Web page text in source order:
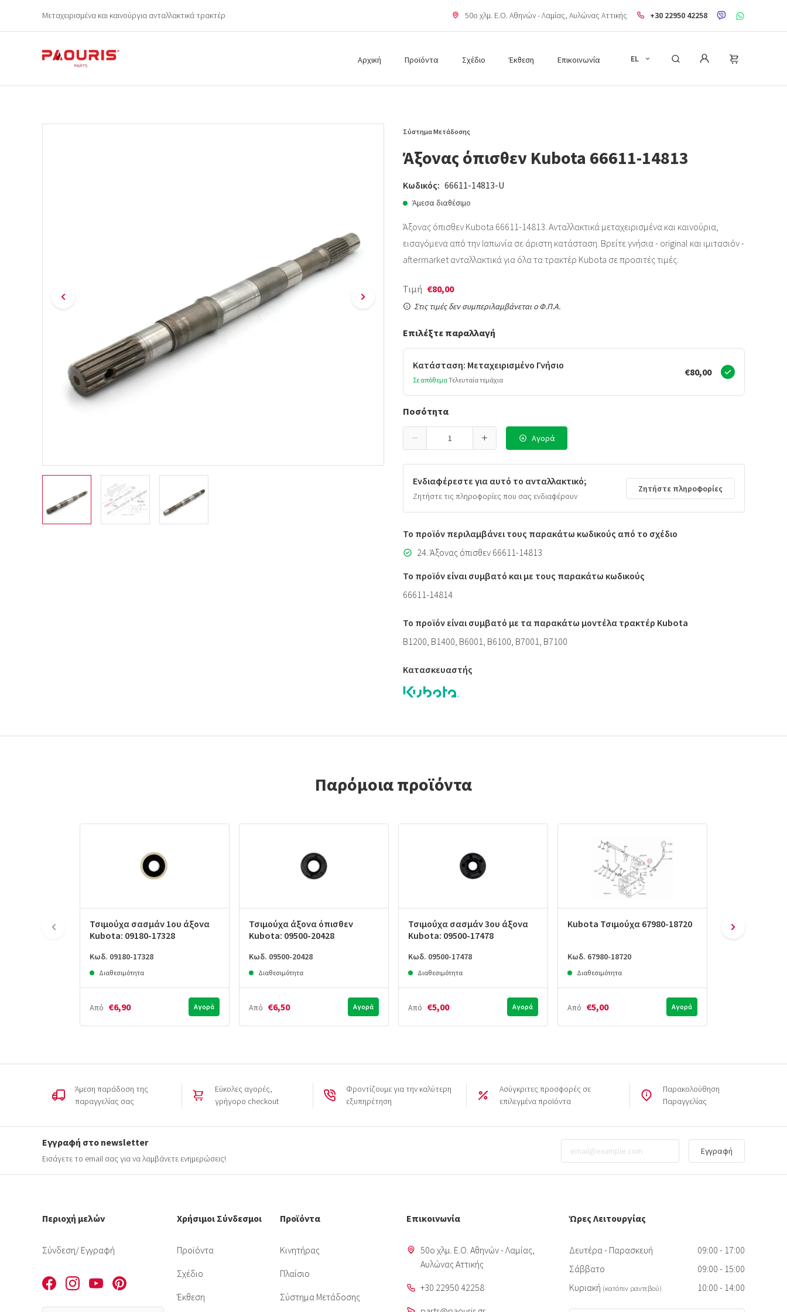
Μεταχειρισμένα και καινούργια ανταλλακτικά τρακτέρ 50o χλμ. Ε.Ο. Αθηνών - Λαμίας, Aυλώνας Αττικής +30 22950 42258
Αρχική Προϊόντα Σχέδιο Έκθεση Επικοινωνία EL
Σύστημα Μετάδοσης
Άξονας όπισθεν Kubota 66611-14813
Κωδικός: 66611-14813-U
Άμεσα διαθέσιμο
Άξονας όπισθεν Kubota 66611-14813. Ανταλλακτικά μεταχειρισμένα και καινούρια,
εισαγόμενα από την Ιαπωνία σε άριστη κατάσταση. Βρείτε γνήσια - original και ιμιτασιόν -
aftermarket ανταλλακτικά για όλα τα τρακτέρ Kubota σε προσιτές τιμές.
Τιμή €80,00
Στις τιμές δεν συμπεριλαμβάνεται ο Φ.Π.Α.
Επιλέξτε παραλλαγή
Κατάσταση: Μεταχειρισμένο Γνήσιο
Σε απόθεμαΤελευταία τεμάχια
€80,00
Ποσότητα
Αγορά
Ενδιαφέρεστε για αυτό το ανταλλακτικό;
Ζητήστε τις πληροφορίες που σας ενδιαφέρουν
Ζητήστε πληροφορίες
Το προϊόν περιλαμβάνει τους παρακάτω κωδικούς από το σχέδιο
24. Άξονας όπισθεν 66611-14813
Το προϊόν είναι συμβατό και με τους παρακάτω κωδικούς
66611-14814
Το προϊόν είναι συμβατό με τα παρακάτω μοντέλα τρακτέρ Kubota
B1200, B1400, B6001, B6100, B7001, B7100
Κατασκευαστής
Παρόμοια προϊόντα
Τσιμούχα σασμάν 1ου άξονα
Kubota: 09180-17328
Κωδ. 09180-17328
Διαθεσιμότητα
Από €6,90 Αγορά
Τσιμούχα άξονα όπισθεν
Kubota: 09500-20428
Κωδ. 09500-20428
Διαθεσιμότητα
Από €6,50 Αγορά
Τσιμούχα σασμάν 3ου άξονα
Kubota: 09500-17478
Κωδ. 09500-17478
Διαθεσιμότητα
Από €5,00 Αγορά
Kubota Τσιμούχα 67980-18720
Κωδ. 67980-18720
Διαθεσιμότητα
Από €5,00 Αγορά
Kubota
Άμεση παράδοση της
παραγγελίας σας
Εύκολες αγορές,
γρήγορο checkout
Φροντίζουμε για την καλύτερη
εξυπηρέτηση
Ασύγκριτες προσφορές σε
επιλεγμένα προϊόντα
Παρακολούθηση
Παραγγελίας
Εγγραφή στο newsletter
Εισάγετε το email σας για να λαμβάνετε ενημερώσεις!
Εγγραφή
Περιοχή μελών
Σύνδεση/ Εγγραφή
Χρήσιμοι Σύνδεσμοι
Προϊόντα
Σχέδιο
Έκθεση
Προϊόντα
Κινητήρας
Πλαίσιο
Σύστημα Μετάδοσης
Επικοινωνία
50o χλμ. Ε.Ο. Αθηνών - Λαμίας,
Aυλώνας Αττικής
+30 22950 42258
Ώρες Λειτουργίας
Δευτέρα - Παρασκευή
09:00 - 17:00
Σάββατο
09:00 - 15:00
Κυριακή (κατόπιν ραντεβού) 10:00 - 14:00